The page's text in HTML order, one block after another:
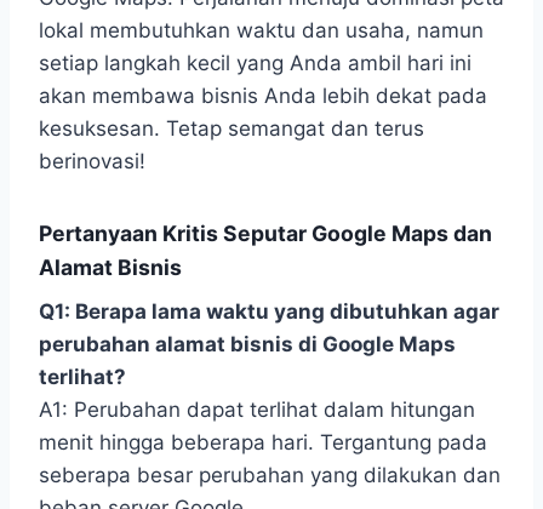
lokal membutuhkan waktu dan usaha, namun
setiap langkah kecil yang Anda ambil hari ini
akan membawa bisnis Anda lebih dekat pada
kesuksesan. Tetap semangat dan terus
berinovasi!
Pertanyaan Kritis Seputar Google Maps dan
Alamat Bisnis
Q1: Berapa lama waktu yang dibutuhkan agar
perubahan alamat bisnis di Google Maps
terlihat?
A1: Perubahan dapat terlihat dalam hitungan
menit hingga beberapa hari. Tergantung pada
seberapa besar perubahan yang dilakukan dan